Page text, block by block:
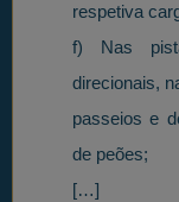
respetiva
f) Nas
direcionais,
passeios e
de peões;
[…]